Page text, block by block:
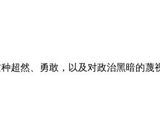
超然、勇敢，以及对政治黑暗的蔑